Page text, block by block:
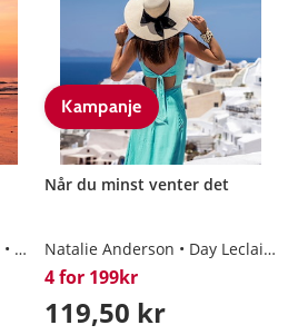
Louise Fuller Traci Douglass
Kampanje
Når du minst venter det
Natalie Anderson Day Leclaire
4 for 199kr
119,50 kr